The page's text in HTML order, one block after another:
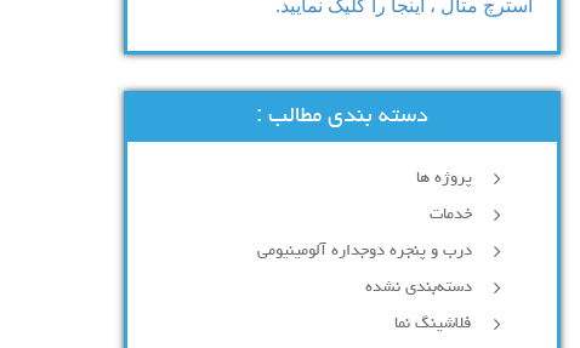
دسته بندی مطالب :
پروژه ها
خدمات
درب و پنجره دوجداره آلومینیومی
دسته‌بندی نشده
فلاشینگ نما